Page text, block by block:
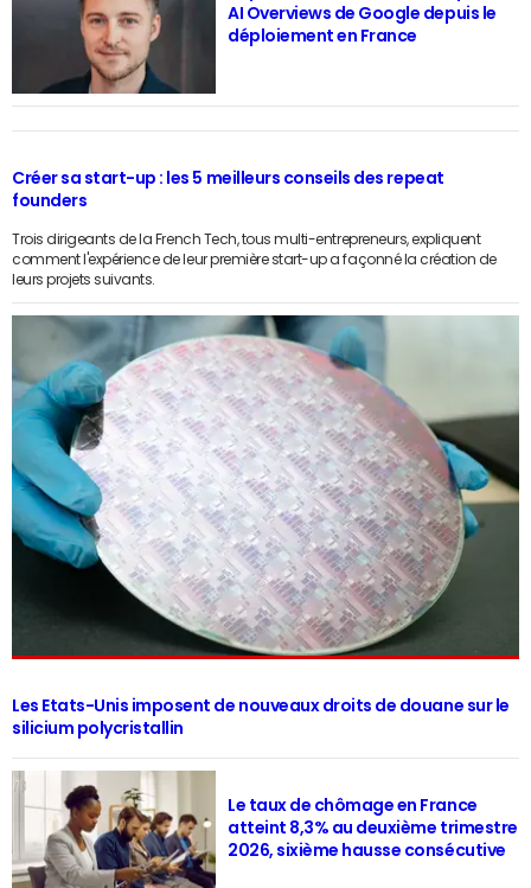
AI Overviews de Google depuis le
déploiement en France
Créer sa start-up : les 5 meilleurs conseils des repeat
founders
Trois dirigeants de la French Tech, tous multi-entrepreneurs, expliquent
comment l'expérience de leur première start-up a façonné la création de
leurs projets suivants.
Les Etats-Unis imposent de nouveaux droits de douane sur le
silicium polycristallin
Le taux de chômage en France
atteint 8,3% au deuxième trimestre
2026, sixième hausse consécutive